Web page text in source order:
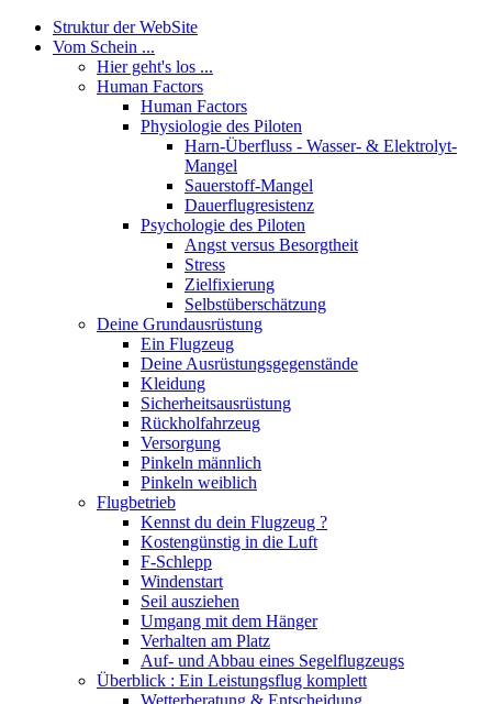
Struktur der WebSite
Vom Schein ...
Hier geht's los ...
Human Factors
Human Factors
Physiologie des Piloten
Harn-Überfluss - Wasser- & Elektrolyt-
Mangel
Sauerstoff-Mangel
Dauerflugresistenz
Psychologie des Piloten
Angst versus Besorgtheit
Stress
Zielfixierung
Selbstüberschätzung
Deine Grundausrüstung
Ein Flugzeug
Deine Ausrüstungsgegenstände
Kleidung
Sicherheitsausrüstung
Rückholfahrzeug
Versorgung
Pinkeln männlich
Pinkeln weiblich
Flugbetrieb
Kennst du dein Flugzeug ?
Kostengünstig in die Luft
F-Schlepp
Windenstart
Seil ausziehen
Umgang mit dem Hänger
Verhalten am Platz
Auf- und Abbau eines Segelflugzeugs
Überblick : Ein Leistungsflug komplett
Wetterberatung & Entscheidung